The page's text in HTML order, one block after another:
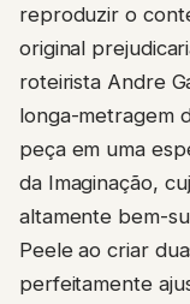
reproduzir o
original
roteirista Andre
longa-metragem
peça em uma
da Imaginação,
altamente bem-
Peele ao criar
perfeitamente